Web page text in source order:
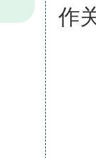
作